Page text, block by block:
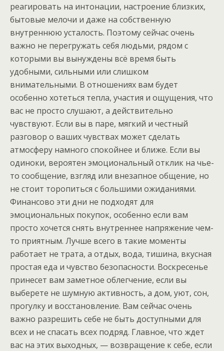
реагировать на интонации, настроение близких,
бытовые мелочи и даже на собственную
внутреннюю усталость. Поэтому сейчас очень
важно не перегружать себя людьми, рядом с
которыми вы вынуждены всё время быть
удобными, сильными или слишком
внимательными. В отношениях вам будет
особенно хотеться тепла, участия и ощущения, что
вас не просто слушают, а действительно
чувствуют. Если вы в паре, мягкий и честный
разговор о ваших чувствах может сделать
атмосферу намного спокойнее и ближе. Если вы
одиноки, вероятен эмоциональный отклик на чье-
то сообщение, взгляд или внезапное общение, но
не стоит торопиться с большими ожиданиями.
Финансово эти дни не подходят для
эмоциональных покупок, особенно если вам
просто хочется снять внутреннее напряжение чем-
то приятным. Лучше всего в такие моменты
работает не трата, а отдых, вода, тишина, вкусная
простая еда и чувство безопасности. Воскресенье
принесет вам заметное облегчение, если вы
выберете не шумную активность, а дом, уют, сон,
прогулку и восстановление. Вам сейчас очень
важно разрешить себе не быть доступными для
всех и не спасать всех подряд. Главное, что ждет
вас на этих выходных, — возвращение к себе, если